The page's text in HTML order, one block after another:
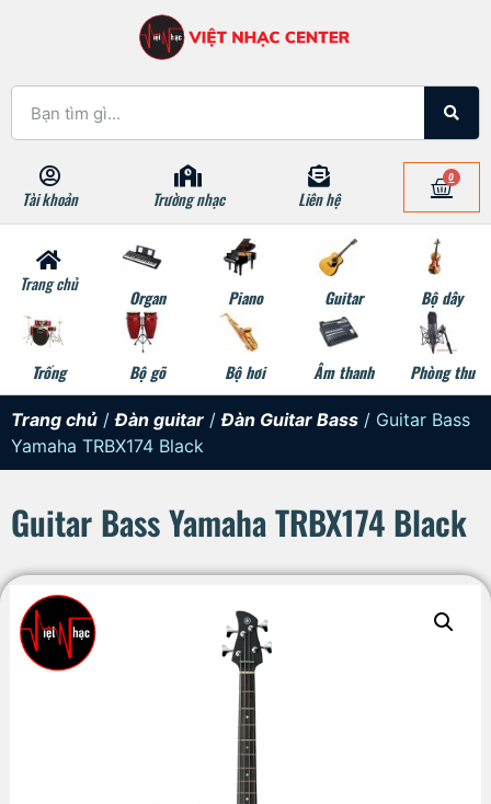
Tài khoản Trường nhạc Liên hệ
0
Trang chủ
Organ Piano Guitar Bộ dây
Trống Bộ gõ Bộ hơi Âm thanh Phòng thu
Trang chủ /Đàn guitar /Đàn Guitar Bass / Guitar Bass
Yamaha TRBX174 Black
Guitar Bass Yamaha TRBX174 Black